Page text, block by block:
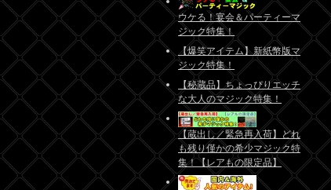
ウケる！宴会＆パーティーマ
ジック特集！
【爆笑アイテム】新紙幣版マ
ジック特集！
【秘蔵品】ちょっぴりエッチ
な大人のマジック特集！
【蔵出し／緊急再入荷】どれ
も残り僅かの希少マジック特
集！【レアもの限定品】